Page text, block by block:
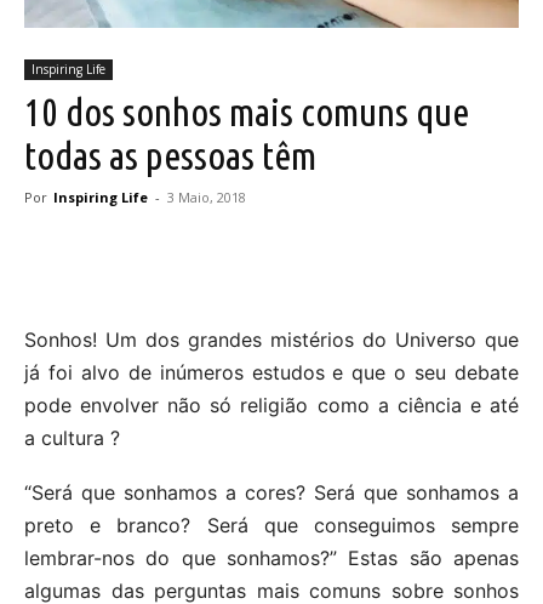
Inspiring Life
10 dos sonhos mais comuns que
todas as pessoas têm
Por Inspiring Life - 3 Maio, 2018
Sonhos! Um dos grandes mistérios do Universo que
já foi alvo de inúmeros estudos e que o seu debate
pode envolver não só religião como a ciência e até
a cultura ?
“Será que sonhamos a cores? Será que sonhamos a
preto e branco? Será que conseguimos sempre
lembrar-nos do que sonhamos?” Estas são apenas
algumas das perguntas mais comuns sobre sonhos